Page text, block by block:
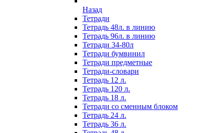
Назад
Тетради
Тетрадь 48л. в линию
Тетрадь 96л. в линию
Тетради 34-80л
Тетради бумвинил
Тетради предметные
Тетради-словари
Тетрадь 12 л.
Тетрадь 120 л.
Тетрадь 18 л.
Тетради со сменным блоком
Тетрадь 24 л.
Тетрадь 36 л.